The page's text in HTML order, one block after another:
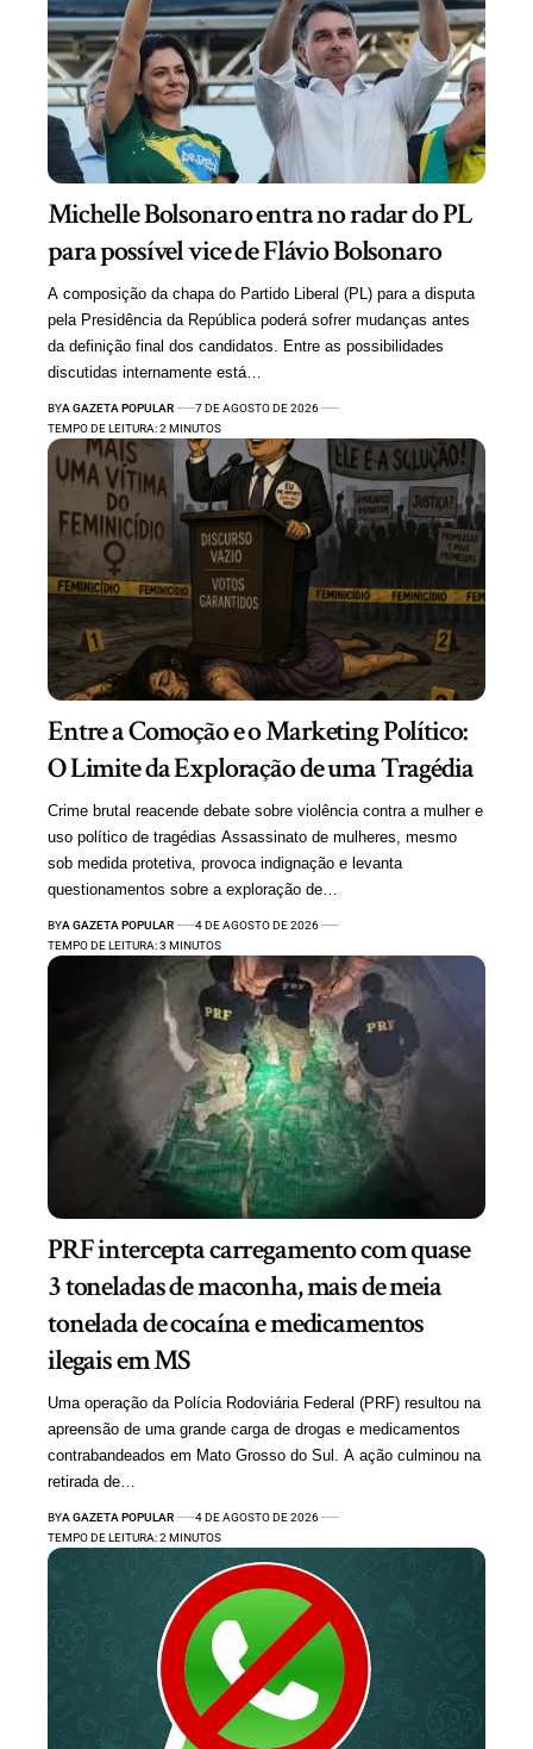
Michelle Bolsonaro entra no radar do PL
para possível vice de Flávio Bolsonaro
A composição da chapa do Partido Liberal (PL) para a disputa
pela Presidência da República poderá sofrer mudanças antes
da definição final dos candidatos. Entre as possibilidades
discutidas internamente está…
BYA GAZETA POPULAR
7 DE AGOSTO DE 2026
TEMPO DE LEITURA: 2 MINUTOS
Entre a Comoção e o Marketing Político:
O Limite da Exploração de uma Tragédia
Crime brutal reacende debate sobre violência contra a mulher e
uso político de tragédias Assassinato de mulheres, mesmo
sob medida protetiva, provoca indignação e levanta
questionamentos sobre a exploração de…
BYA GAZETA POPULAR
4 DE AGOSTO DE 2026
TEMPO DE LEITURA: 3 MINUTOS
PRF intercepta carregamento com quase
3 toneladas de maconha, mais de meia
tonelada de cocaína e medicamentos
ilegais em MS
Uma operação da Polícia Rodoviária Federal (PRF) resultou na
apreensão de uma grande carga de drogas e medicamentos
contrabandeados em Mato Grosso do Sul. A ação culminou na
retirada de…
BYA GAZETA POPULAR
4 DE AGOSTO DE 2026
TEMPO DE LEITURA: 2 MINUTOS